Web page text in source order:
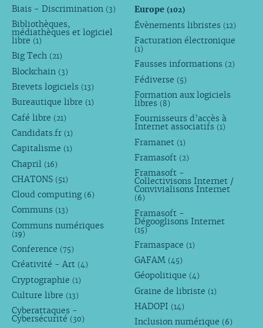
Biais - Discrimination (3)
Bibliothèques,
médiathèques et logiciel
libre (1)
Big Tech (21)
Blockchain (3)
Brevets logiciels (13)
Bureautique libre (1)
Café libre (21)
Candidats.fr (1)
Capitalisme (1)
Chapril (16)
CHATONS (51)
Cloud computing (6)
Communs (13)
Communs numériques
(19)
Conference (75)
Créativité - Art (4)
Cryptographie (1)
Culture libre (13)
Cyberattaques -
Cybersécurité (30)
Europe(102)
Évènements libristes (12)
Facturation électronique
(1)
Fausses informations (2)
Fédiverse (5)
Formation aux logiciels
libres (8)
Fournisseurs d’accès à
Internet associatifs (1)
Framanet (1)
Framasoft (2)
Framasoft -
Collectivisons Internet /
Convivialisons Internet
(6)
Framasoft -
Dégooglisons Internet
(15)
Framaspace (1)
GAFAM (45)
Géopolitique (4)
Graine de libriste (1)
HADOPI (14)
Inclusion numérique (6)